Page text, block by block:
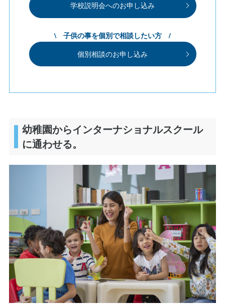
学校説明会へのお申し込み
\ 子供の事を個別で相談したい方 /
個別相談のお申し込み
幼稚園からインターナショナルスクール
に通わせる。